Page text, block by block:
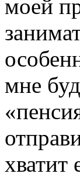
моей
мне
хватит